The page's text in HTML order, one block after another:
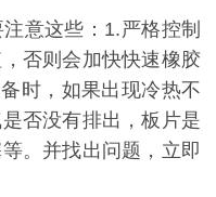
意这些：1.严格控制
否则会加快快速橡胶
时，如果出现冷热不
否没有排出，板片是
。并找出问题，立即